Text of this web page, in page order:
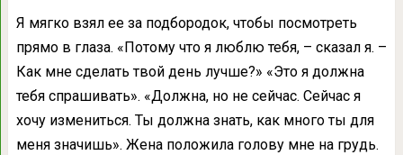
Я мягко взял ее за подбородок, чтобы посмотреть
прямо в глаза. «Потому что я люблю тебя, – сказал я. –
Как мне сделать твой день лучше?» «Это я должна
тебя спрашивать». «Должна, но не сейчас. Сейчас я
хочу измениться. Ты должна знать, как много ты для
меня значишь». Жена положила голову мне на грудь.